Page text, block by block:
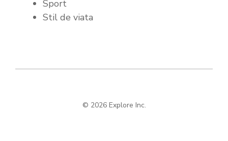
Sport
Stil de viata
© 2026 Explore Inc.